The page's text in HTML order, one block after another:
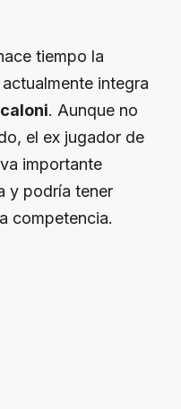
tiempo la
integra
. Aunque no
el ex jugador de
importante
y podría tener
competencia.